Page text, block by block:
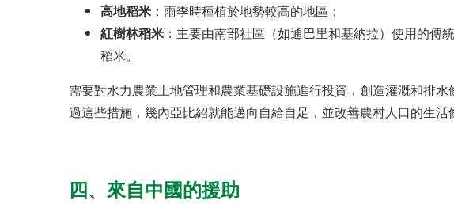
高地稻米 ：雨季時種植於地勢較高的地區；
紅樹林稻米 ：主要由南部社區（如通巴里和基納拉）使用的傳
稻米。
需要對水力農業土地管理和農業基礎設施進行投資，創造灌溉和排
過這些措施，幾內亞比紹就能邁向自給自足，並改善農村人口的生活
四、來自中國的援助